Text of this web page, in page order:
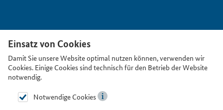
Einsatz von Cookies
Damit Sie unsere Website optimal nutzen können, verwenden wir
Cookies. Einige Cookies sind technisch für den Betrieb der Website
notwendig.
Notwendige Cookies